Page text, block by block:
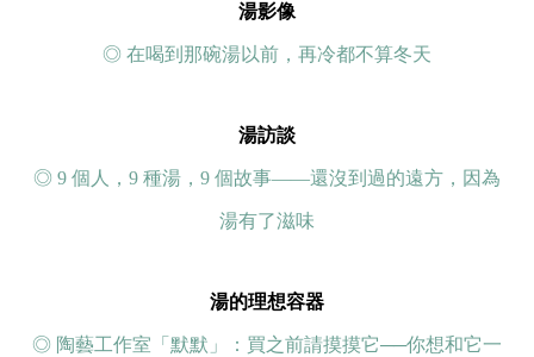
湯影像
◎ 在喝到那碗湯以前，再冷都不算冬天
湯訪談
◎ 9 個人，9 種湯，9 個故事——還沒到過的遠方，因為
湯有了滋味
湯的理想容器
◎ 陶藝工作室「默默」：買之前請摸摸它──你想和它一